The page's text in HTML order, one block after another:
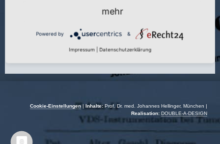
Cookie-Einstellungen|Inhalte:Prof. Dr. med. Johannes Hellinger, München |
Realisation: DOUBLE-A-DESIGN
mehr
Powered by &
Impressum Datenschutzerklärung